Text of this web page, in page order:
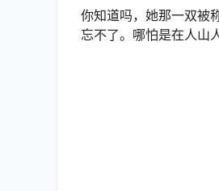
你知道吗，她那一双被
忘不了。哪怕是在人山